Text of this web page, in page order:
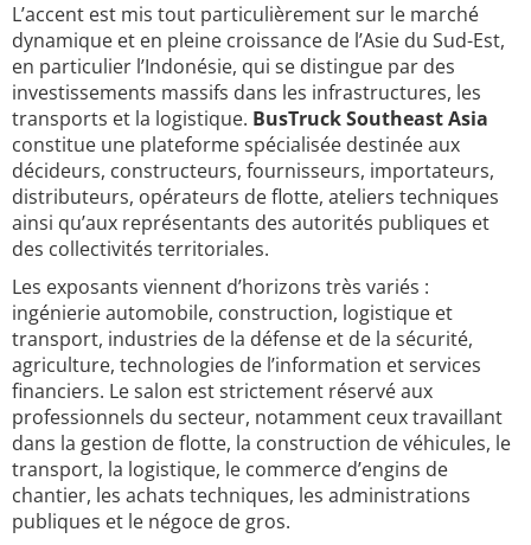
L’accent est mis tout particulièrement sur le marché
dynamique et en pleine croissance de l’Asie du Sud-Est,
en particulier l’Indonésie, qui se distingue par des
investissements massifs dans les infrastructures, les
transports et la logistique. BusTruck Southeast Asia
constitue une plateforme spécialisée destinée aux
décideurs, constructeurs, fournisseurs, importateurs,
distributeurs, opérateurs de flotte, ateliers techniques
ainsi qu’aux représentants des autorités publiques et
des collectivités territoriales.
Les exposants viennent d’horizons très variés :
ingénierie automobile, construction, logistique et
transport, industries de la défense et de la sécurité,
agriculture, technologies de l’information et services
financiers. Le salon est strictement réservé aux
professionnels du secteur, notamment ceux travaillant
dans la gestion de flotte, la construction de véhicules, le
transport, la logistique, le commerce d’engins de
chantier, les achats techniques, les administrations
publiques et le négoce de gros.